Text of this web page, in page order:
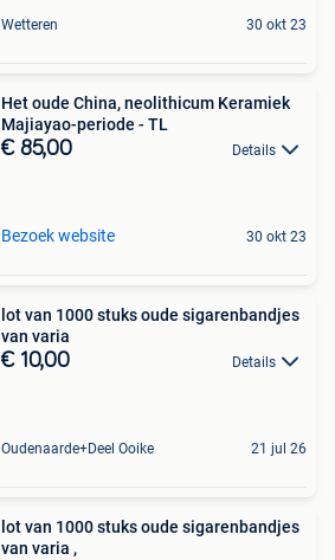
Wetteren 30 okt 23
Het oude China, neolithicum Keramiek
Majiayao-periode - TL
€ 85,00 Details
Bezoek website 30 okt 23
lot van 1000 stuks oude sigarenbandjes
van varia
€ 10,00 Details
Oudenaarde+Deel Ooike 21 jul 26
lot van 1000 stuks oude sigarenbandjes
van varia ,